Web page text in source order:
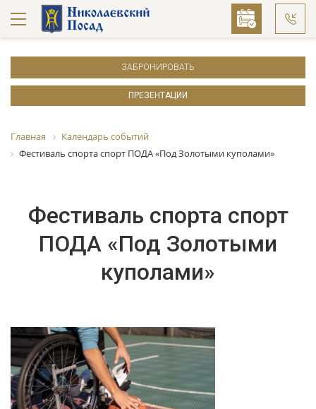
ЗАБРОНИРОВАТЬ
ПРЕЗЕНТАЦИИ
Главная
Календарь событий
Фестиваль спорта спорт ПОДА «Под Золотыми куполами»
Фестиваль спорта спорт
ПОДА «Под Золотыми
куполами»